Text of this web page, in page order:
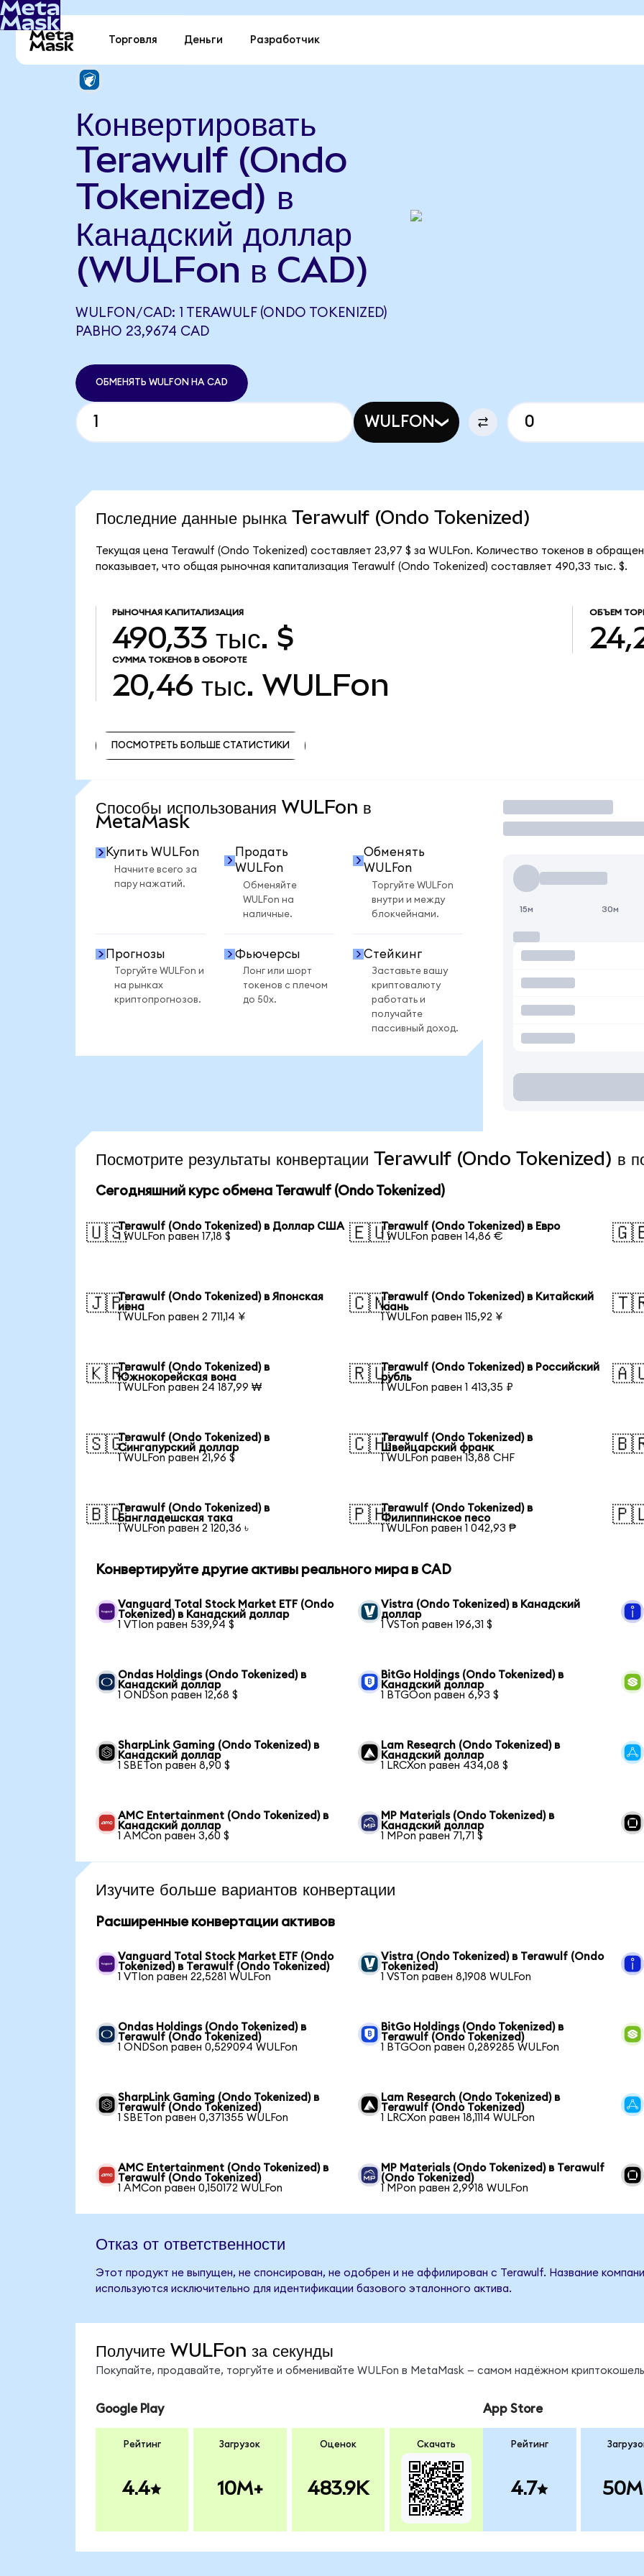
Торговля Деньги Разработчик
Конвертировать
Terawulf (Ondo
Tokenized) в
Канадский доллар
(WULFon в CAD)
WULFON/CAD: 1 TERAWULF (ONDO TOKENIZED)
РАВНО 23,9674 CAD
ОБМЕНЯТЬ WULFON НА CAD
WULFON
Последние данные рынка Terawulf (Ondo Tokenized)
Текущая цена Terawulf (Ondo Tokenized) составляет 23,97 $ за WULFon. Количество токенов в
показывает, что общая рыночная капитализация Terawulf (Ondo Tokenized) составляет 490,33 тыс. $.
РЫНОЧНАЯ КАПИТАЛИЗАЦИЯ
490,33 тыс. $
ОБЪЕМ
СУММА ТОКЕНОВ В ОБОРОТЕ
20,46 тыс. WULFon
ПОСМОТРЕТЬ БОЛЬШЕ СТАТИСТИКИ
Способы использования WULFon в
MetaMask
Купить WULFon
Начните всего за
пару нажатий.
Продать
WULFon
Обменяйте
WULFon на
наличные.
Обменять
WULFon
Торгуйте WULFon
внутри и между
блокчейнами.
Прогнозы
Торгуйте WULFon и
на рынках
криптопрогнозов.
Фьючерсы
Лонг или шорт
токенов с плечом
до 50x.
Стейкинг
Заставьте вашу
криптовалюту
работать и
получайте
пассивный доход.
Торговать
15м 30м
Посмотрите результаты конвертации Terawulf (Ondo Tokenized) в
Сегодняшний курс обмена Terawulf (Ondo Tokenized)
🇺🇸Terawulf (Ondo Tokenized) в Доллар США
1 WULFon равен 17,18 $
🇪🇺Terawulf (Ondo Tokenized) в Евро
1 WULFon равен 14,86 €
🇯🇵Terawulf (Ondo Tokenized) в Японская
иена
1 WULFon равен 2 711,14 ¥
🇨🇳Terawulf (Ondo Tokenized) в Китайский
юань
1 WULFon равен 115,92 ¥
🇰🇷Terawulf (Ondo Tokenized) в
Южнокорейская вона
1 WULFon равен 24 187,99 ₩
🇷🇺Terawulf (Ondo Tokenized) в Российский
рубль
1 WULFon равен 1 413,35 ₽
🇸🇬Terawulf (Ondo Tokenized) в
Сингапурский доллар
1 WULFon равен 21,96 $
🇨🇭Terawulf (Ondo Tokenized) в
Швейцарский франк
1 WULFon равен 13,88 CHF
🇧🇩Terawulf (Ondo Tokenized) в
Бангладешская така
1 WULFon равен 2 120,36 ৳
🇵🇭Terawulf (Ondo Tokenized) в
Филиппинское песо
1 WULFon равен 1 042,93 ₱
Конвертируйте другие активы реального мира в CAD
Vanguard Total Stock Market ETF (Ondo
Tokenized) в Канадский доллар
1 VTIon равен 539,94 $
Vistra (Ondo Tokenized) в Канадский
доллар
1 VSTon равен 196,31 $
Ondas Holdings (Ondo Tokenized) в
Канадский доллар
1 ONDSon равен 12,68 $
BitGo Holdings (Ondo Tokenized) в
Канадский доллар
1 BTGOon равен 6,93 $
SharpLink Gaming (Ondo Tokenized) в
Канадский доллар
1 SBETon равен 8,90 $
Lam Research (Ondo Tokenized) в
Канадский доллар
1 LRCXon равен 434,08 $
AMC Entertainment (Ondo Tokenized) в
Канадский доллар
1 AMCon равен 3,60 $
MP Materials (Ondo Tokenized) в
Канадский доллар
1 MPon равен 71,71 $
Изучите больше вариантов конвертации
Расширенные конвертации активов
Vanguard Total Stock Market ETF (Ondo
Tokenized) в Terawulf (Ondo Tokenized)
1 VTIon равен 22,5281 WULFon
Vistra (Ondo Tokenized) в Terawulf (Ondo
Tokenized)
1 VSTon равен 8,1908 WULFon
Ondas Holdings (Ondo Tokenized) в
Terawulf (Ondo Tokenized)
1 ONDSon равен 0,529094 WULFon
BitGo Holdings (Ondo Tokenized) в
Terawulf (Ondo Tokenized)
1 BTGOon равен 0,289285 WULFon
SharpLink Gaming (Ondo Tokenized) в
Terawulf (Ondo Tokenized)
1 SBETon равен 0,371355 WULFon
Lam Research (Ondo Tokenized) в
Terawulf (Ondo Tokenized)
1 LRCXon равен 18,1114 WULFon
AMC Entertainment (Ondo Tokenized) в
Terawulf (Ondo Tokenized)
1 AMCon равен 0,150172 WULFon
MP Materials (Ondo Tokenized) в Terawulf
(Ondo Tokenized)
1 MPon равен 2,9918 WULFon
Отказ от ответственности
Этот продукт не выпущен, не спонсирован, не одобрен и не аффилирован с Terawulf. Название
используются исключительно для идентификации базового эталонного актива.
Получите WULFon за секунды
Покупайте, продавайте, торгуйте и обменивайте WULFon в MetaMask — самом надёжном
Google Play
Рейтинг
4.4
Загрузок
10M+
Оценок
483.9K
Скачать
App Store
Рейтинг
4.7